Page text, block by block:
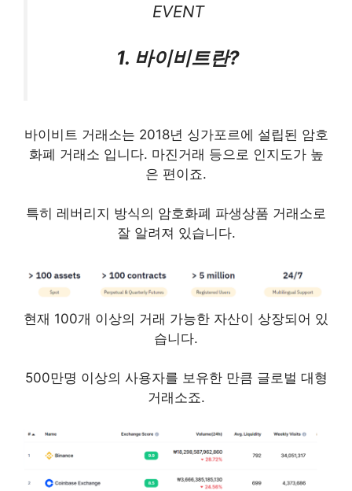
EVENT
1. 바이비트란?
바이비트 거래소는 2018년 싱가포르에 설립된 암호
화폐 거래소 입니다. 마진거래 등으로 인지도가 높
은 편이죠.
특히 레버리지 방식의 암호화폐 파생상품 거래소로
잘 알려져 있습니다.
현재 100개 이상의 거래 가능한 자산이 상장되어 있
습니다.
500만명 이상의 사용자를 보유한 만큼 글로벌 대형
거래소죠.